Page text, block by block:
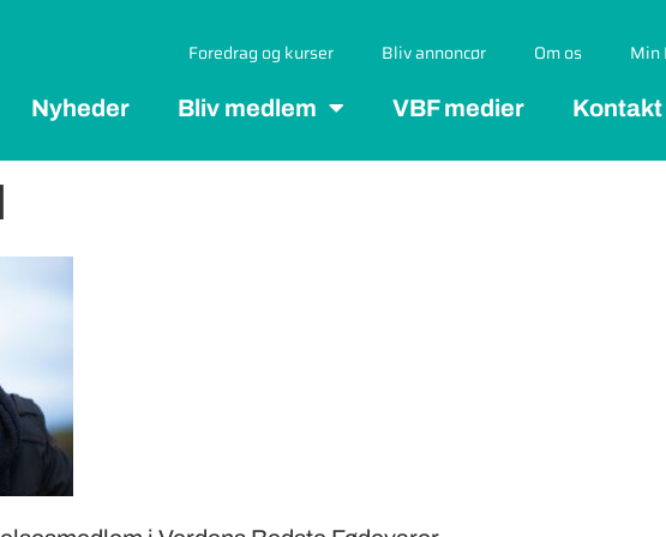
Foredrag og kurser Bliv annoncør Om os Min
Nyheder Bliv medlem VBF medier Kontakt